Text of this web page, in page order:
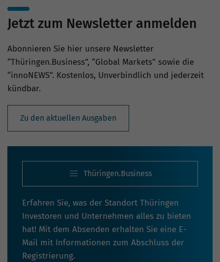
Jetzt zum Newsletter anmelden
Abonnieren Sie hier unsere Newsletter
“Thüringen.Business”, “Global Markets” sowie die
“innoNEWS”. Kostenlos, Unverbindlich und jederzeit
kündbar.
Zu den aktuellen Ausgaben
Thüringen.Business
Erfahren Sie, was der Standort Thüringen
Investoren und Unternehmen alles zu bieten
hat! Mit dem Absenden erhalten Sie eine E-
Mail mit Informationen zum Abschluss der
Registrierung.